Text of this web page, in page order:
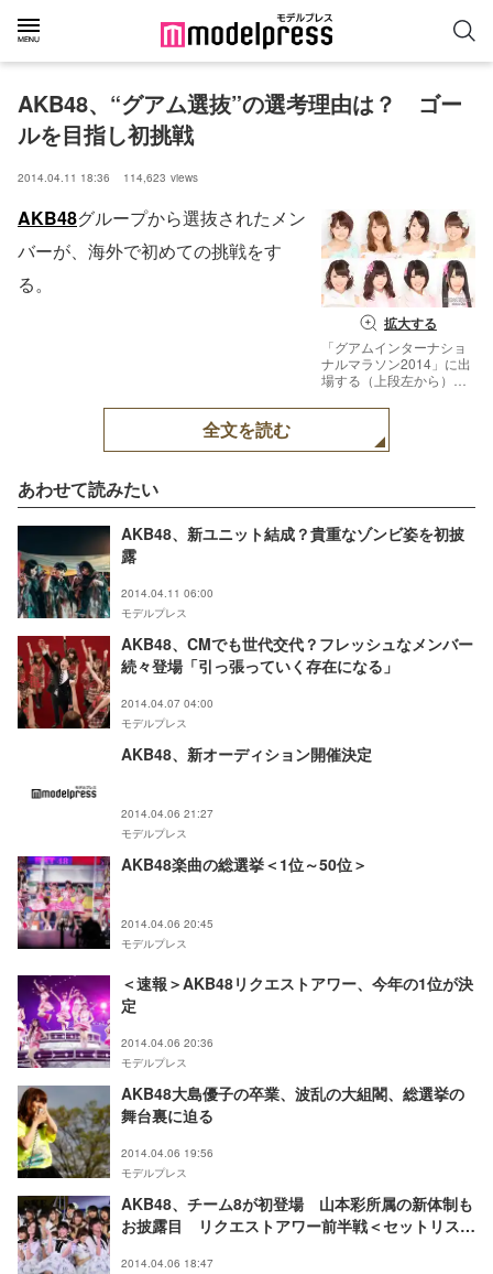
AKB48、“グアム選抜”の選考理由は？　ゴー
ルを目指し初挑戦
2014.04.11 18:36 114,623 views
拡大する
「グアムインターナショ
ナルマラソン2014」に出
場する（上段左から）島
れいな、山内鈴蘭、（下
金子栞、梅本まどか、小
AKB48グループから選抜されたメン
バーが、海外で初めての挑戦をす
る。
全文を読む
あわせて読みたい
AKB48、新ユニット結成？貴重なゾンビ姿を初披
露
2014.04.11 06:00
モデルプレス
AKB48、CMでも世代交代？フレッシュなメンバー
続々登場「引っ張っていく存在になる」
2014.04.07 04:00
モデルプレス
AKB48、新オーディション開催決定
2014.04.06 21:27
モデルプレス
AKB48楽曲の総選挙＜1位～50位＞
2014.04.06 20:45
モデルプレス
＜速報＞AKB48リクエストアワー、今年の1位が決
定
2014.04.06 20:36
モデルプレス
AKB48大島優子の卒業、波乱の大組閣、総選挙の
舞台裏に迫る
2014.04.06 19:56
モデルプレス
AKB48、チーム8が初登場 山本彩所属の新体制も
お披露目 リクエストアワー前半戦＜セットリスト
2014.04.06 18:47